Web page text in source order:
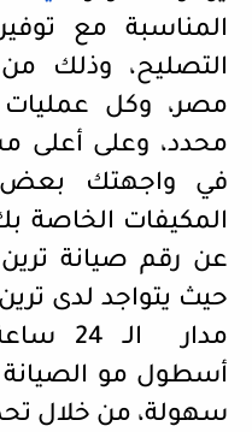
المناسبة مع
التصليح، وذلك
مصر، وكل
محدد، وعلى أعلى
في واجهتك بعض
المكيفات الخاصة
عن رقم صيانة
حيث يتواجد لدى
مدار
الـ
أسطول مو الصيانة
سهولة، من خلال